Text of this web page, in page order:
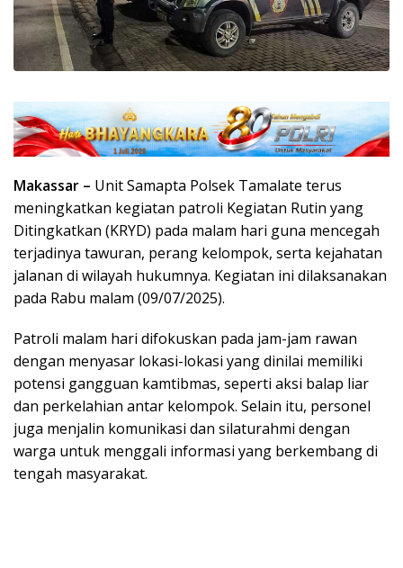
Makassar – Unit Samapta Polsek Tamalate terus
meningkatkan kegiatan patroli Kegiatan Rutin yang
Ditingkatkan (KRYD) pada malam hari guna mencegah
terjadinya tawuran, perang kelompok, serta kejahatan
jalanan di wilayah hukumnya. Kegiatan ini dilaksanakan
pada Rabu malam (09/07/2025).
Patroli malam hari difokuskan pada jam-jam rawan
dengan menyasar lokasi-lokasi yang dinilai memiliki
potensi gangguan kamtibmas, seperti aksi balap liar
dan perkelahian antar kelompok. Selain itu, personel
juga menjalin komunikasi dan silaturahmi dengan
warga untuk menggali informasi yang berkembang di
tengah masyarakat.